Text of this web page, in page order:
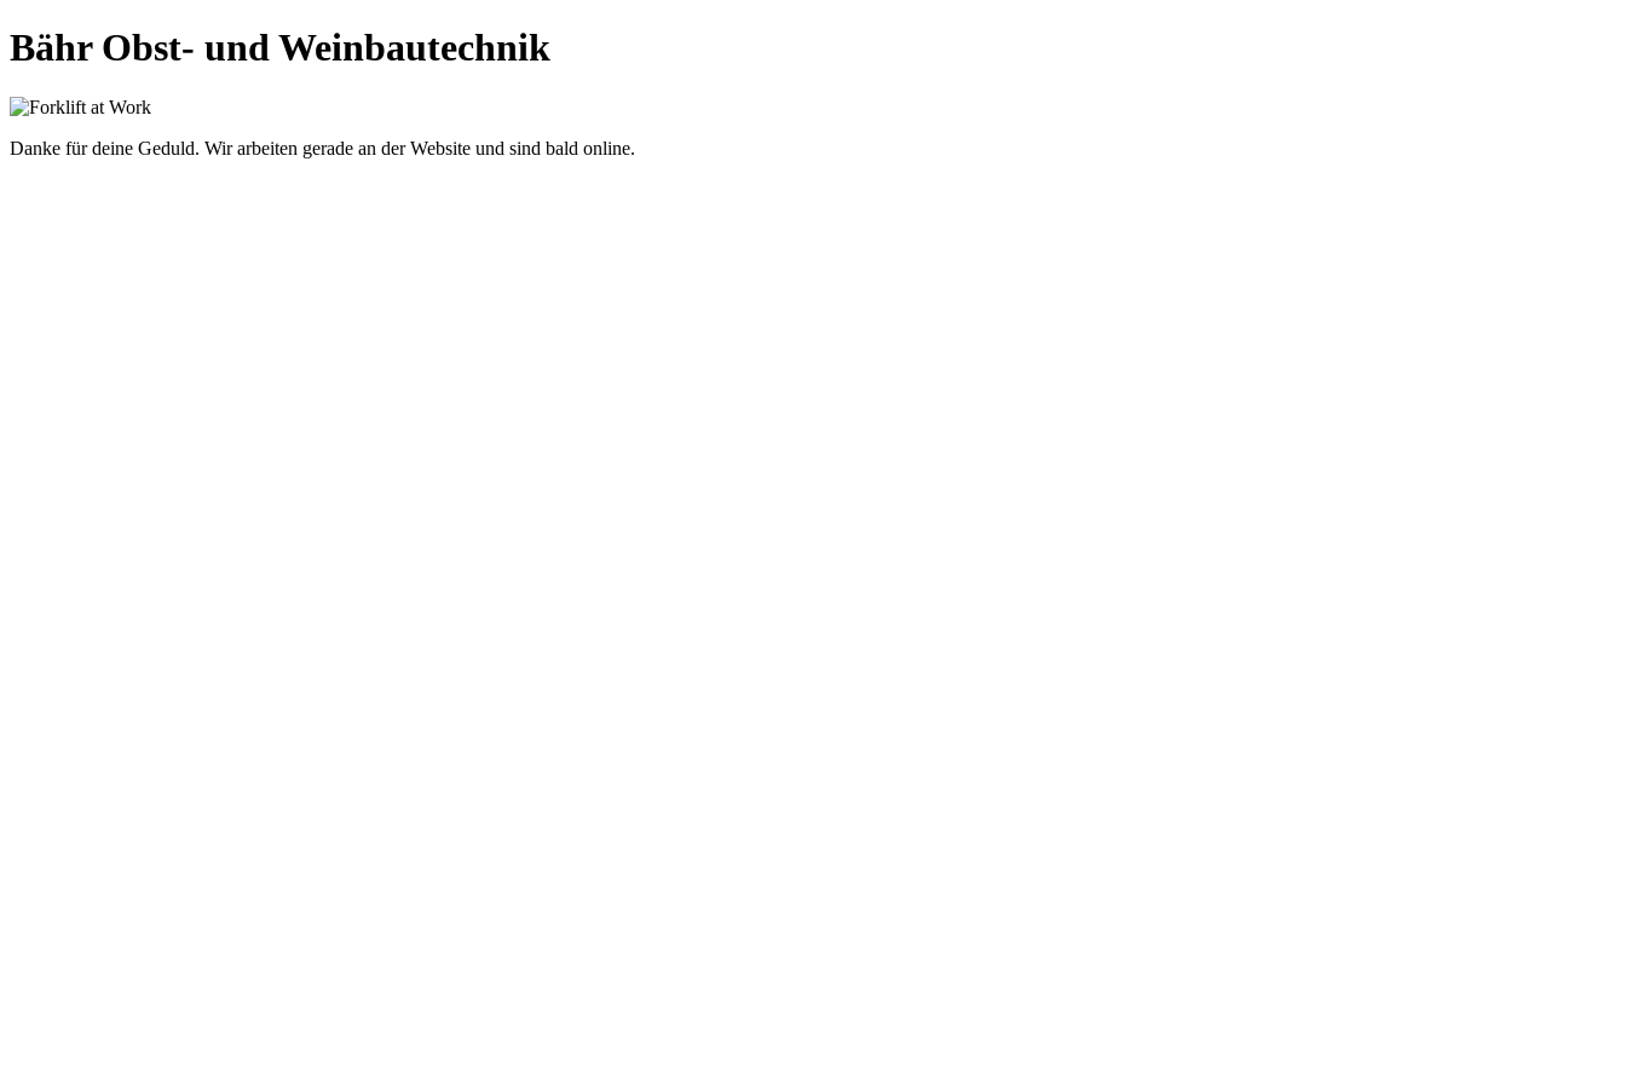
Bähr Obst- und Weinbautechnik
Danke für deine Geduld. Wir arbeiten gerade an der Website und sind bald online.